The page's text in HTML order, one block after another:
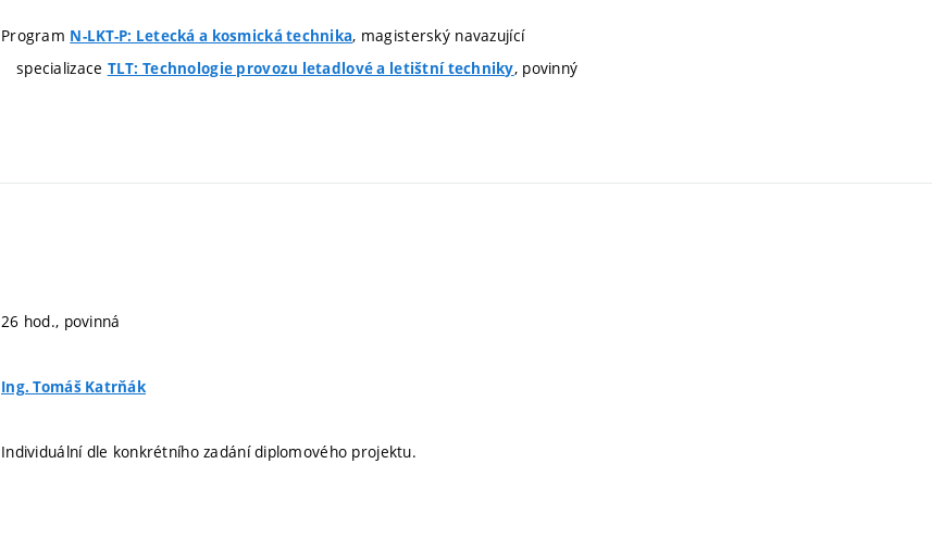
Program N-LKT-P: Letecká a kosmická technika, magisterský navazující
specializace TLT: Technologie provozu letadlové a letištní techniky, povinný
26 hod., povinná
Ing. Tomáš Katrňák
Individuální dle konkrétního zadání diplomového projektu.